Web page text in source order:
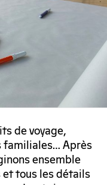
de voyage,
familiales… Après
ensemble
et tous les détails